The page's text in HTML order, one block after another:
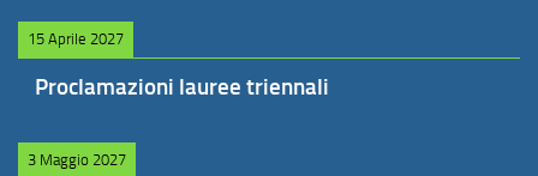
15 Aprile 2027
Proclamazioni lauree triennali
3 Maggio 2027